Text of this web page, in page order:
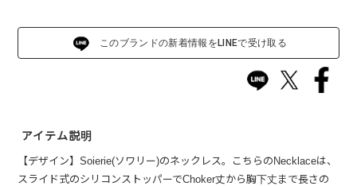
このブランドの新着情報をLINEで受け取る
アイテム説明
【デザイン】Soierie(ソワリー)のネックレス。こちらのNecklaceは、
スライド式のシリコンストッパーでChoker丈から胸下丈まで長さの